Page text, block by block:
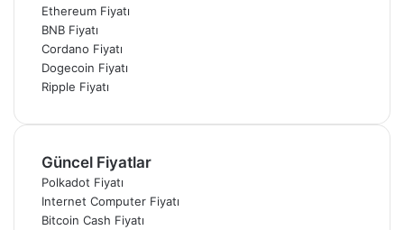
Ethereum Fiyatı
BNB Fiyatı
Cordano Fiyatı
Dogecoin Fiyatı
Ripple Fiyatı
Güncel Fiyatlar
Polkadot Fiyatı
Internet Computer Fiyatı
Bitcoin Cash Fiyatı